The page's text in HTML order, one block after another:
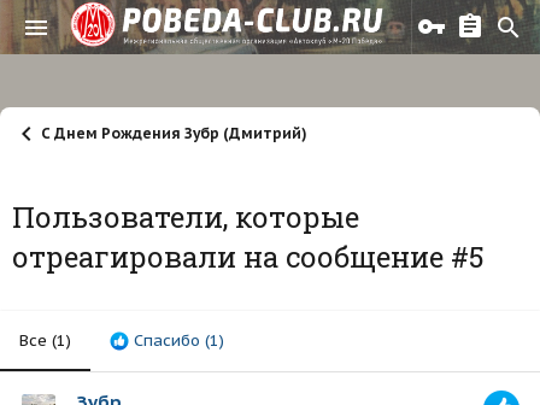
С Днем Рождения Зубр (Дмитрий)
Пользователи, которые
отреагировали на сообщение #5
Все (1) Спасибо (1)